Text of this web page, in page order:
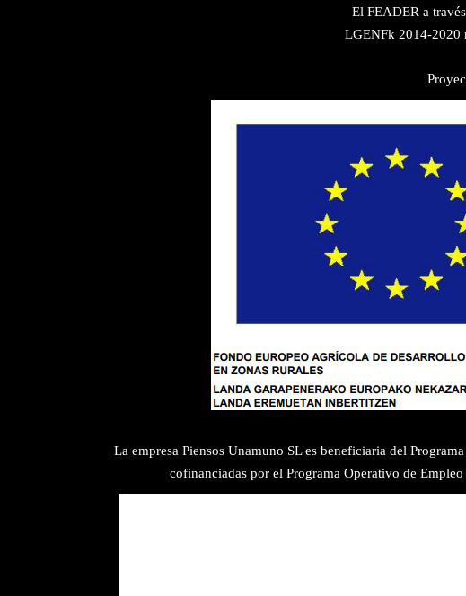
El FEADER a
LGENFk 2014-2020
La empresa Piensos Unamuno SL es beneficiaria del
cofinanciadas por el Programa Operativo de